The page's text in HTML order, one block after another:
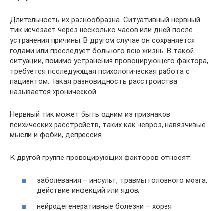
Длительность их разнообразна. Ситуативный нервный
тик исчезает через несколько часов или дней после
устранения причины. В другом случае он сохраняется
годами или преследует больного всю жизнь. В такой
ситуации, помимо устранения провоцирующего фактора,
требуется последующая психологическая работа с
пациентом. Такая разновидность расстройства
называется хронической.
Нервный тик может быть одним из признаков
психических расстройств, таких как невроз, навязчивые
мысли и фобии, депрессия.
К другой группе провоцирующих факторов относят:
заболевания – инсульт, травмы головного мозга,
действие инфекций или ядов;
нейродегенеративные болезни – хорея